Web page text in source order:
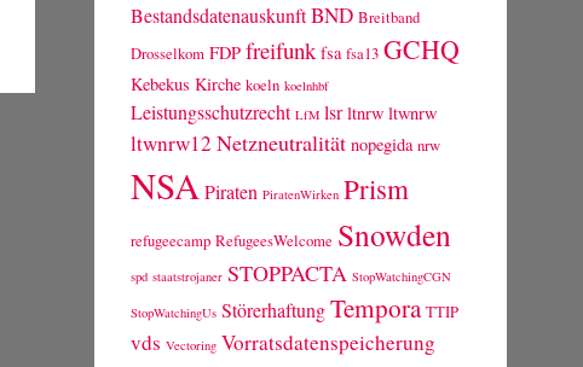
BestandsdatenauskunftBND Breitband
Drosselkom FDP freifunk fsa fsa13 GCHQ
Kebekus Kirche koeln koelnhbf
Leistungsschutzrecht LfM lsr ltnrw ltwnrw
ltwnrw12 Netzneutralität nopegida nrw
NSAPiraten PiratenWirken Prism
refugeecamp RefugeesWelcome Snowden
spd staatstrojaner STOPPACTA StopWatchingCGN
StopWatchingUs StörerhaftungTempora TTIP
vds Vectoring Vorratsdatenspeicherung